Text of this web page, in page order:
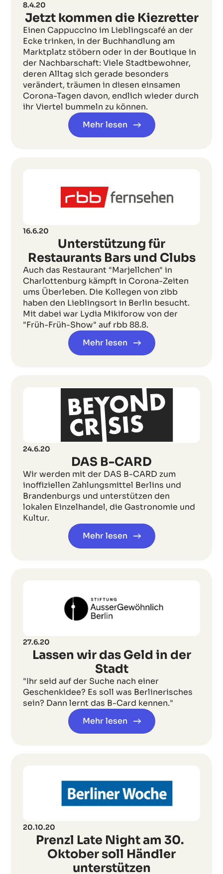
8.4.20
Jetzt kommen die Kiezretter
Einen Cappuccino im Lieblingscafé an der
Ecke trinken, in der Buchhandlung am
Marktplatz stöbern oder in der Boutique in
der Nachbarschaft: Viele Stadtbewohner,
deren Alltag sich gerade besonders
verändert, träumen in diesen einsamen
Corona-Tagen davon, endlich wieder durch
ihr Viertel bummeln zu können.
Mehr lesen
16.6.20
Unterstützung für
Restaurants Bars und Clubs
Auch das Restaurant "Marjellchen" in
Charlottenburg kämpft in Corona-Zeiten
ums Überleben. Die Kollegen von zibb
haben den Lieblingsort in Berlin besucht.
Mit dabei war Lydia Mikiforow von der
"Früh-Früh-Show" auf rbb 88.8.
Mehr lesen
24.6.20
DAS B-CARD
Wir werden mit der DAS B-CARD zum
inoffiziellen Zahlungsmittel Berlins und
Brandenburgs und unterstützen den
lokalen Einzelhandel, die Gastronomie und
Kultur.
Mehr lesen
27.6.20
Lassen wir das Geld in der
Stadt
"Ihr seid auf der Suche nach einer
Geschenkidee? Es soll was Berlinerisches
sein? Dann lernt das B-Card kennen."
Mehr lesen
20.10.20
Prenzl Late Night am 30.
Oktober soll Händler
unterstützen